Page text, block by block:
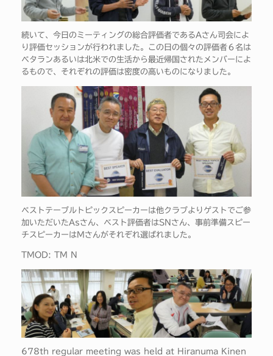
続いて、今日のミーティングの総合評価者であるAさん司会によ
り評価セッションが行われました。この日の個々の評価者６名は
ベタランあるいは北米での生活から最近帰国されたメンバーによ
るもので、それぞれの評価は密度の高いものになりました。
ベストテーブルトピックスピーカーは他クラブよりゲストでご参
加いただいたAsさん、ベスト評価者はSNさん、事前準備スピー
チスピーカーはMさんがそれぞれ選ばれました。
TMOD: TM N
678th regular meeting was held at Hiranuma Kinen